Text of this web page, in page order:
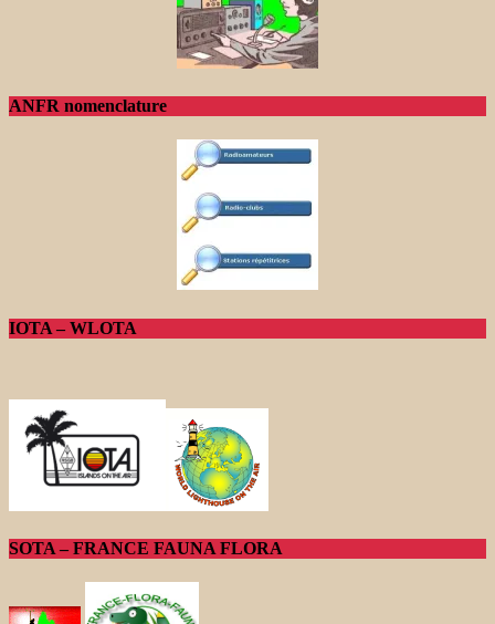
ANFR nomenclature
IOTA – WLOTA
SOTA – FRANCE FAUNA FLORA